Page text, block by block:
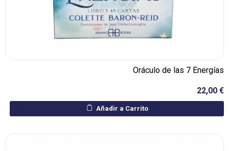
Oráculo de las 7 Energías
22,00 €
Añadir a Carrito